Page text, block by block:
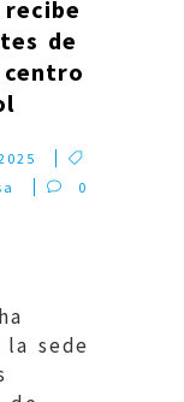
de
0
la sede